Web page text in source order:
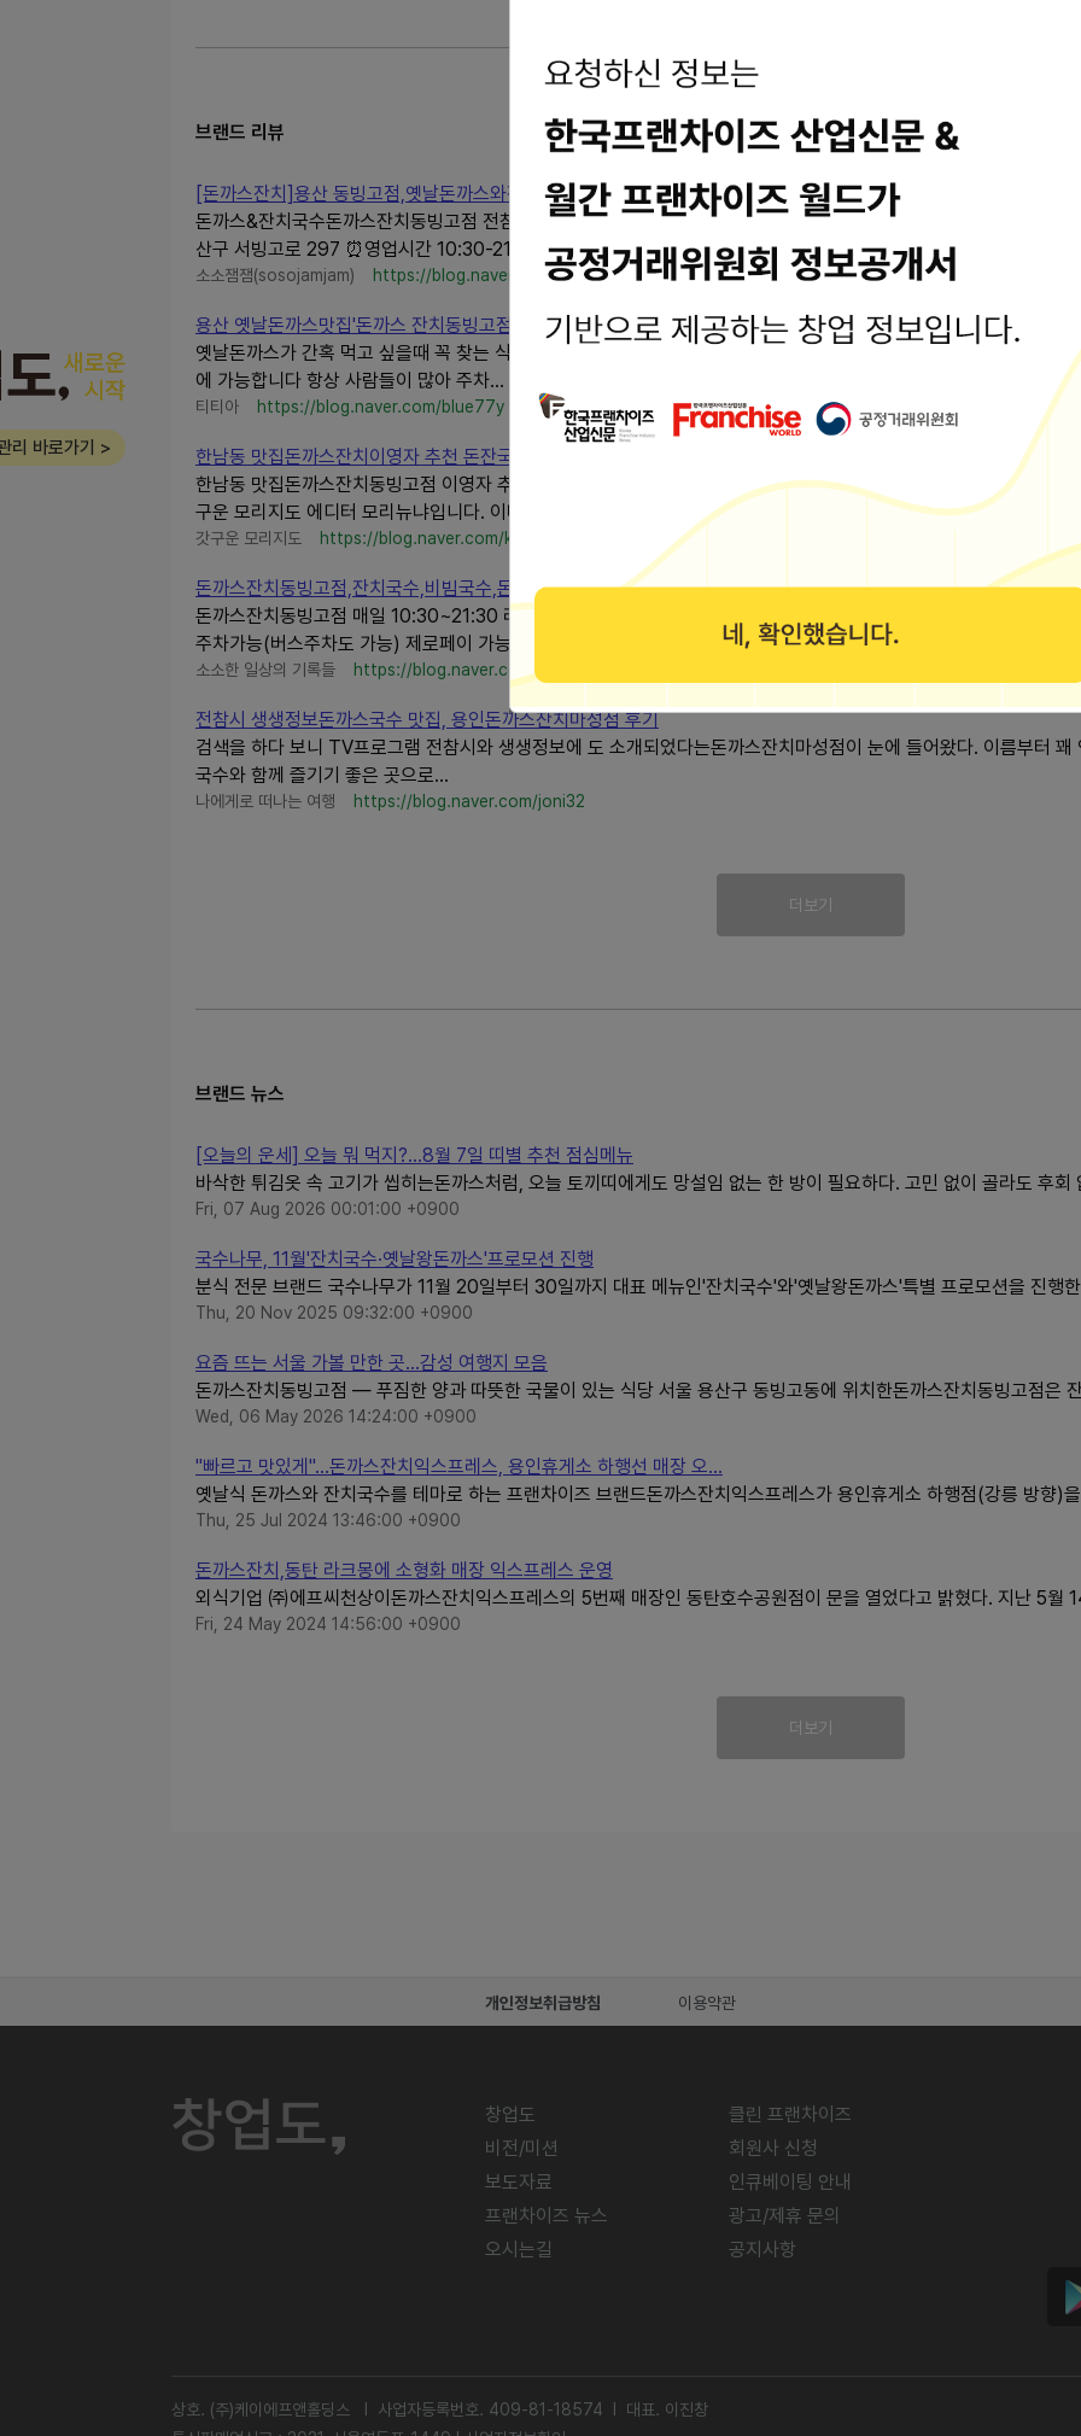
브랜드 리뷰
[돈까스잔치]용산 동빙고점,옛날돈까스와잔치국수전문점
돈까스&잔치국수돈까스잔치동빙고점 전참시와 나혼자산다에 나와서 유명해진돈까스&잔치국수 맛집'옛날왕돈까스
산구 서빙고로 297 ⏰영업시간 10:30-21:300...
소소잼잼(sosojamjam) https://blog.naver.com/sosojamjam
용산 옛날돈까스맛집'돈까스 잔치동빙고점'잔치국수도 맛있음
옛날돈까스가 간혹 먹고 싶을때 꼭 찾는 식당 용산에 있는돈까스 잔치국수 동빙고점 입니다 맞은편 지하철이 지나가
에 가능합니다 항상 사람들이 많아 주차...
티티아 https://blog.naver.com/blue77y
한남동 맛집돈까스잔치이영자 추천 돈잔국수 옛날돈가스 국립중....
한남동 맛집돈까스잔치동빙고점 이영자 추천 돈잔국수 옛날돈가스 국립중앙박물관 근처 내돈내산 후기 Editor 모리
구운 모리지도 에디터 모리뉴냐입니다. 이미...
갓구운 모리지도 https://blog.naver.com/kimjihihi
돈까스잔치동빙고점,잔치국수,비빔국수,돈까스맛집,용산맛집
돈까스잔치동빙고점 매일 10:30~21:30 라스트오더 20:45 서울 용산구 서빙고로 297 경의중앙선 서빙고역 1번
주차가능(버스주차도 가능) 제로페이 가능 가족단위로 식사하러...
소소한 일상의 기록들 https://blog.naver.com/leeds2476
전참시 생생정보돈까스국수 맛집, 용인돈까스잔치마성점 후기
검색을 하다 보니 TV프로그램 전참시와 생생정보에 도 소개되었다는돈까스잔치마성점이 눈에 들어왔다. 이름부터
국수와 함께 즐기기 좋은 곳으로...
나에게로 떠나는 여행 https://blog.naver.com/joni32
더보기
브랜드 뉴스
[오늘의 운세] 오늘 뭐 먹지?…8월 7일 띠별 추천 점심메뉴
바삭한 튀김옷 속 고기가 씹히는돈까스처럼, 오늘 토끼띠에게도 망설임 없는 한 방이 필요하다. 고민 없이 골라도 후
Fri, 07 Aug 2026 00:01:00 +0900
국수나무, 11월'잔치국수·옛날왕돈까스'프로모션 진행
분식 전문 브랜드 국수나무가 11월 20일부터 30일까지 대표 메뉴인'잔치국수'와'옛날왕돈까스'특별 프로모션을 진행
Thu, 20 Nov 2025 09:32:00 +0900
요즘 뜨는 서울 가볼 만한 곳…감성 여행지 모음
돈까스잔치동빙고점 — 푸짐한 양과 따뜻한 국물이 있는 식당 서울 용산구 동빙고동에 위치한돈까스잔치동빙고점은
Wed, 06 May 2026 14:24:00 +0900
"빠르고 맛있게"…돈까스잔치익스프레스, 용인휴게소 하행선 매장 오...
옛날식 돈까스와 잔치국수를 테마로 하는 프랜차이즈 브랜드돈까스잔치익스프레스가 용인휴게소 하행점(강릉 방향)
Thu, 25 Jul 2024 13:46:00 +0900
돈까스잔치,동탄 라크몽에 소형화 매장 익스프레스 운영
외식기업 ㈜에프씨천상이돈까스잔치익스프레스의 5번째 매장인 동탄호수공원점이 문을 열었다고 밝혔다. 지난 5월
Fri, 24 May 2024 14:56:00 +0900
더보기
리 바로가기 >
개인정보취급방침 이용약관
창업도
비전/미션
보도자료
프랜차이즈 뉴스
오시는길
클린 프랜차이즈
회원사 신청
인큐베이팅 안내
광고/제휴 문의
공지사항
상호. (주)케이에프앤홀딩스 l 사업자등록번호. 409-81-18574 l 대표. 이진창